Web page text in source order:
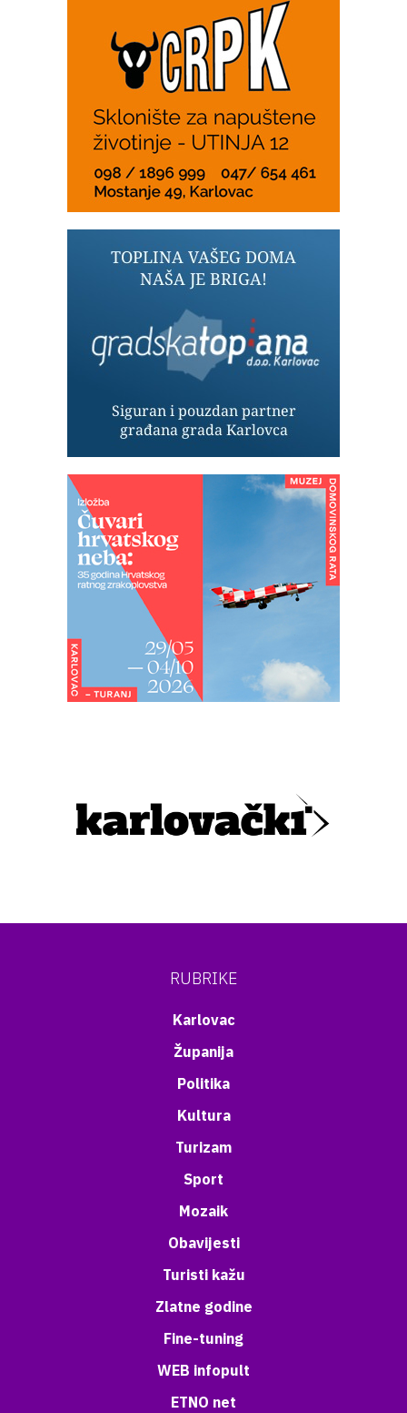
RUBRIKE
Karlovac
Županija
Politika
Kultura
Turizam
Sport
Mozaik
Obavijesti
Turisti kažu
Zlatne godine
Fine-tuning
WEB infopult
ETNO net